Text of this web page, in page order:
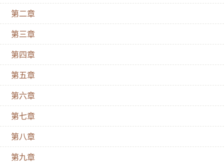
出国深造和维护爱情的抉择，是坚持自我？还是爱情至
上。
第二章
第三章
第四章
第五章
第六章
第七章
第八章
第九章